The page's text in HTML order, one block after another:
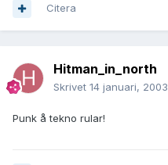
Citera
Hitman_in_north
Skrivet 14 januari, 2003
Punk å tekno rular!